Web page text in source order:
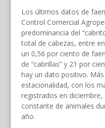
Los últimos datos de
Control Comercial
predominancia del
total de cabezas, entre
un 0,56 por ciento de
de “cabrillas” y 21 por
hay un dato positivo.
estacionalidad, con los
registrados en
constante de animales
año.